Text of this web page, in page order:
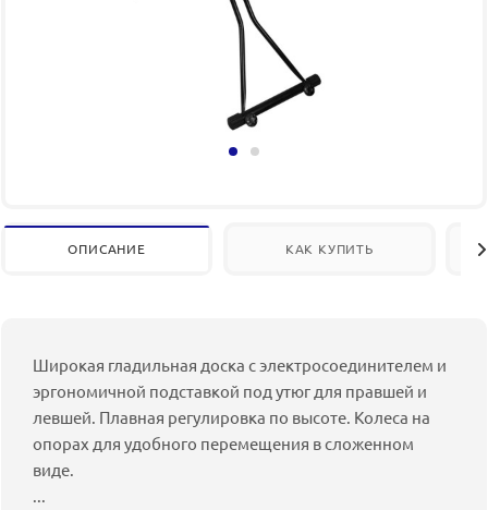
ОПИСАНИЕ КАК КУПИТЬ
Широкая гладильная доска с электросоединителем и
эргономичной подставкой под утюг для правшей и
левшей. Плавная регулировка по высоте. Колеса на
опорах для удобного перемещения в сложенном
виде.
...